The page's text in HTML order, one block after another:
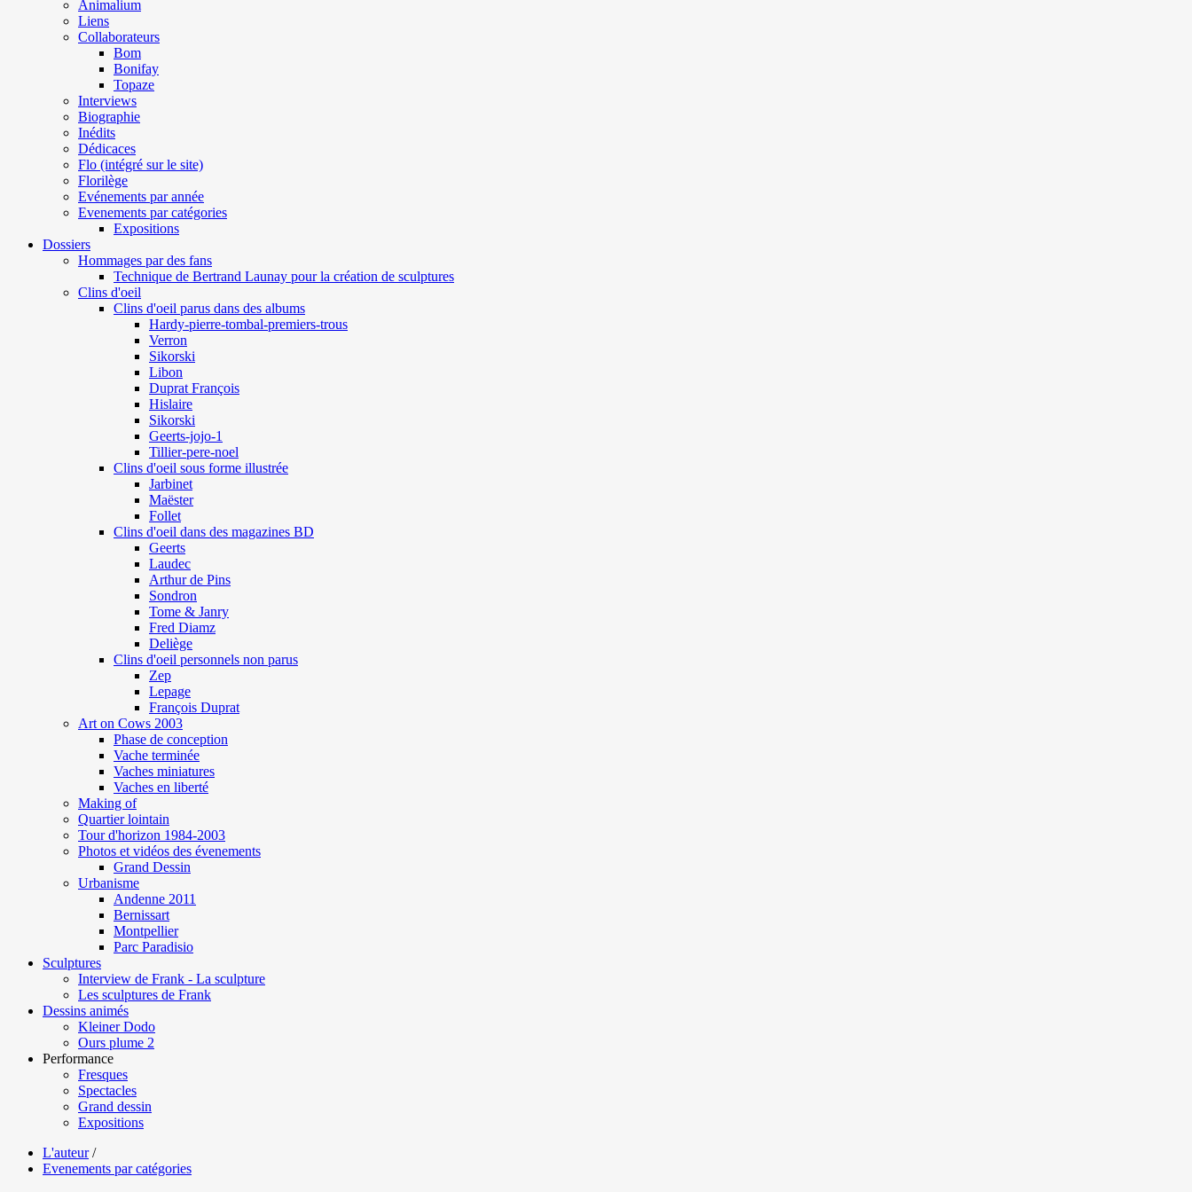
Animalium
Liens
Collaborateurs
Bom
Bonifay
Topaze
Interviews
Biographie
Inédits
Dédicaces
Flo (intégré sur le site)
Florilège
Evénements par année
Evenements par catégories
Expositions
Dossiers
Hommages par des fans
Technique de Bertrand Launay pour la création de sculptures
Clins d'oeil
Clins d'oeil parus dans des albums
Hardy-pierre-tombal-premiers-trous
Verron
Sikorski
Libon
Duprat François
Hislaire
Sikorski
Geerts-jojo-1
Tillier-pere-noel
Clins d'oeil sous forme illustrée
Jarbinet
Maëster
Follet
Clins d'oeil dans des magazines BD
Geerts
Laudec
Arthur de Pins
Sondron
Tome & Janry
Fred Diamz
Deliège
Clins d'oeil personnels non parus
Zep
Lepage
François Duprat
Art on Cows 2003
Phase de conception
Vache terminée
Vaches miniatures
Vaches en liberté
Making of
Quartier lointain
Tour d'horizon 1984-2003
Photos et vidéos des évenements
Grand Dessin
Urbanisme
Andenne 2011
Bernissart
Montpellier
Parc Paradisio
Sculptures
Interview de Frank - La sculpture
Les sculptures de Frank
Dessins animés
Kleiner Dodo
Ours plume 2
Performance
Fresques
Spectacles
Grand dessin
Expositions
L'auteur /
Evenements par catégories